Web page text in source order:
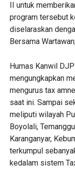
II untuk
program tersebut
diselaraskan
Bersama
Humas Kanwil
mengungkapkan
mengurus tax
saat ini. Sampai
meliputi wilayah
Boyolali,
Karanganyar,
terkumpul
kedalam sistem